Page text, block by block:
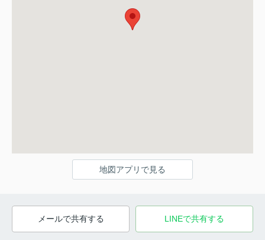
地図アプリで見る
メールで共有する LINEで共有する